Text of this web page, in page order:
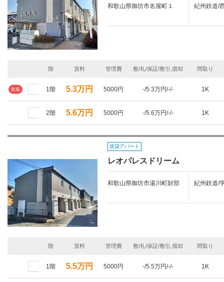
和歌山県御坊市名屋町１ 紀州鉄道/
階 賃料 管理費 敷/礼/保証/敷引,償却 間取り
新着 1階 5.3万円 5000円 -/5.3万円/-/- 1K
2階 5.6万円 5000円 -/5.6万円/-/- 1K
賃貸アパート
レオパレスドリーム
和歌山県御坊市湯川町財部 紀州鉄道/
階 賃料 管理費 敷/礼/保証/敷引,償却 間取り
1階 5.5万円 5000円 -/5.5万円/-/- 1K